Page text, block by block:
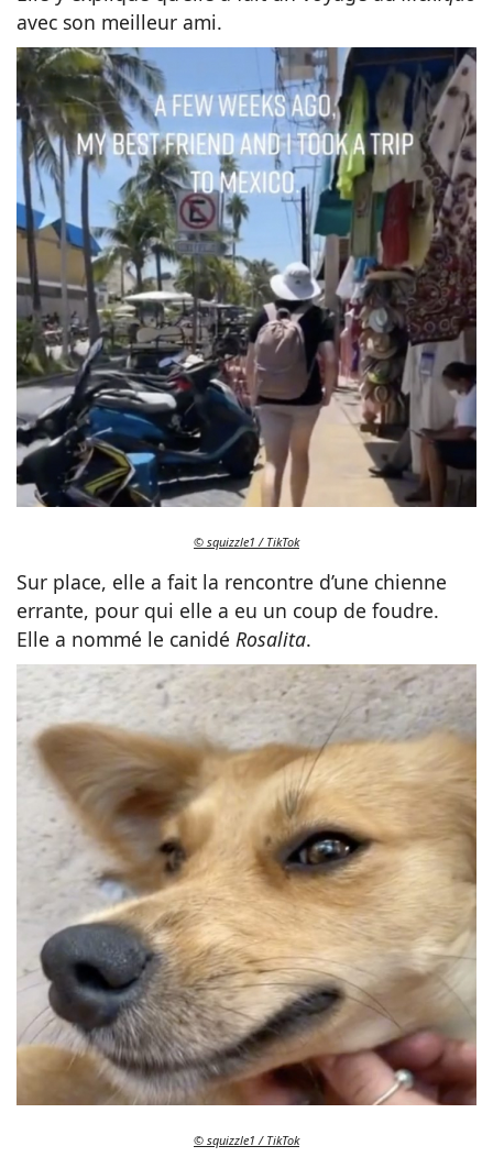
avec son meilleur ami.
© squizzle1 / TikTok
Sur place, elle a fait la rencontre d’une chienne
errante, pour qui elle a eu un coup de foudre.
Elle a nommé le canidé Rosalita.
© squizzle1 / TikTok